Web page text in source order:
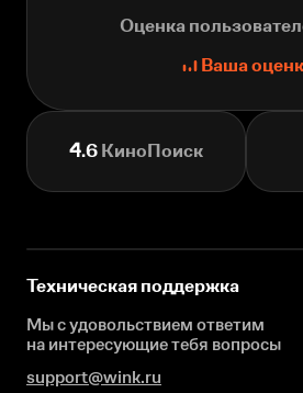
Оценка
Ваша
4.6 КиноПоиск
Техническая поддержка
Мы с удовольствием ответим
на интересующиетебя вопросы
support@wink.ru